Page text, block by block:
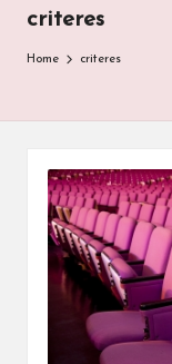
criteres
Home criteres